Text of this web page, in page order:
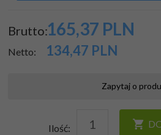
Brutto:165,37 PLN
Netto: 134,47 PLN
Zapytaj o
Ilość: